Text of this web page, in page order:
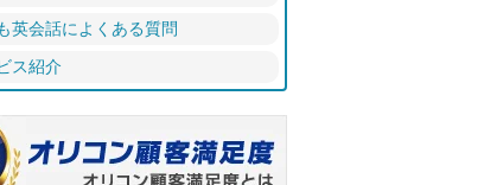
英会話によくある質問
ス紹介